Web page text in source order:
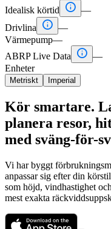
Idealisk körtid
 —
Drivlina
 —
Värmepump—
ABRP Live Data
 —
Enheter
Metriskt Imperial
Kör smartare.
planera resor,
med sväng-för-
Vi har byggt
anpassar sig efter din
som höjd, vindhastighet
mest exakta